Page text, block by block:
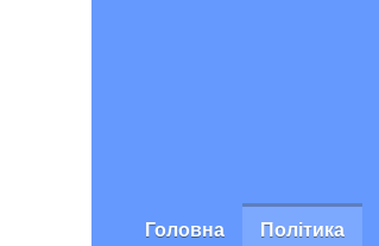
Головна Політика